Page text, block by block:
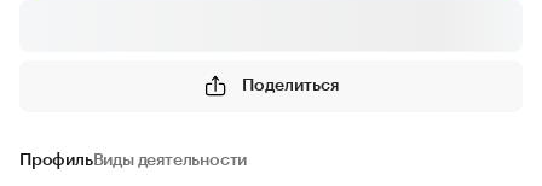
Поделиться
ПрофильВиды деятельности